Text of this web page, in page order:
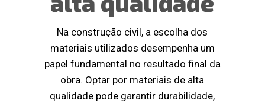
Na construção civil, a escolha dos
materiais utilizados desempenha um
papel fundamental no resultado final da
obra. Optar por materiais de alta
qualidade pode garantir durabilidade,